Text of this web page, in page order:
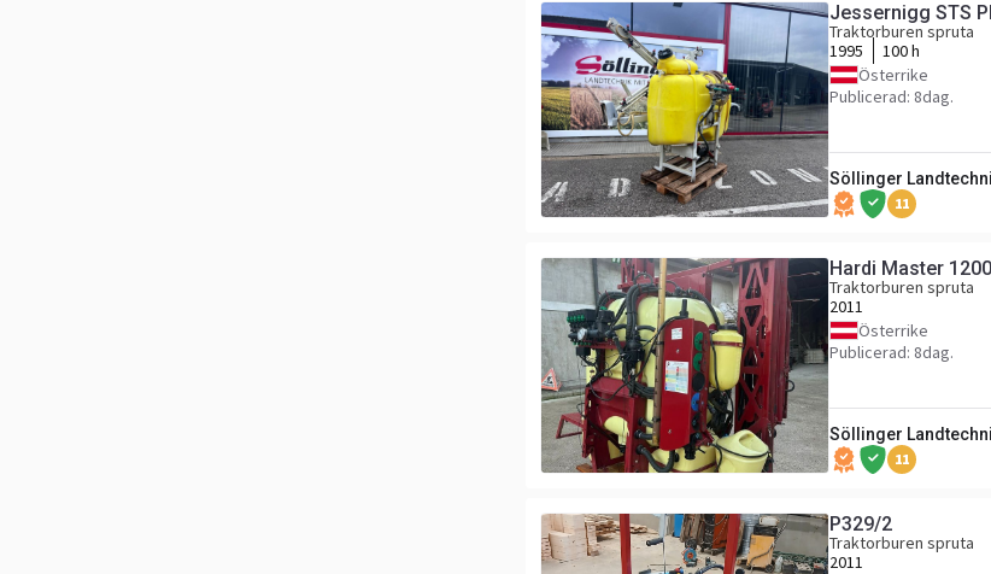
Jessernigg STS
Traktorburen spruta
1995
100 h
Österrike
Publicerad: 8dag.
Söllinger
11
Hardi Master
Traktorburen spruta
2011
Österrike
Publicerad: 8dag.
Söllinger
11
P329/2
Traktorburen spruta
2011